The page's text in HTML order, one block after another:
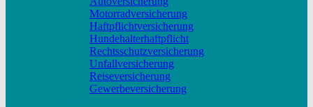
Motorradversicherung
Haftpflichtversicherung
Hundehalterhaftpflicht
Rechtsschutzversicherung
Unfallversicherung
Reiseversicherung
Gewerbeversicherung